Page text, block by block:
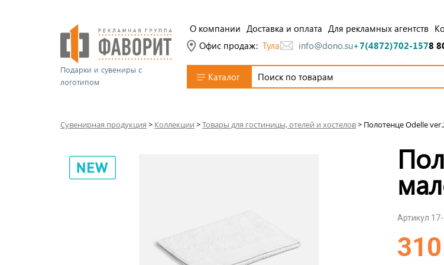
Подарки и сувениры с
логотипом
О компании Доставка и оплата Для рекламных агентств
Офис продаж: Тула info@dono.su+7(4872)702-1578
Каталог
Сувенирная продукция > Коллекции >Товары для гостиницы, отелей и хостелов> Полотенце Odelle
Артикул